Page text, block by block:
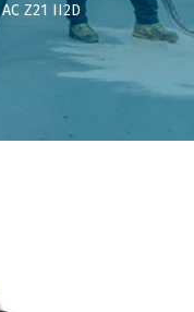
AC Z21 II2D